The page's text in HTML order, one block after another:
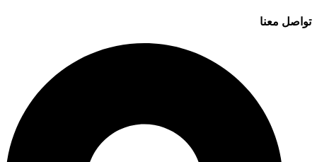
تواصل معنا